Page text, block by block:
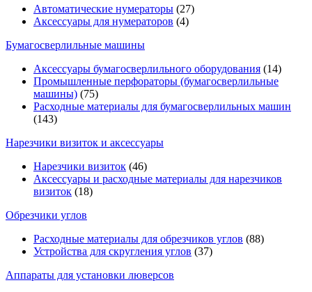
Автоматические нумераторы (27)
Аксессуары для нумераторов (4)
Бумагосверлильные машины
Аксессуары бумагосверлильного оборудования (14)
Промышленные перфораторы (бумагосверлильные
машины) (75)
Расходные материалы для бумагосверлильных машин
(143)
Нарезчики визиток и аксессуары
Нарезчики визиток (46)
Аксессуары и расходные материалы для нарезчиков
визиток (18)
Обрезчики углов
Расходные материалы для обрезчиков углов (88)
Устройства для скругления углов (37)
Аппараты для установки люверсов